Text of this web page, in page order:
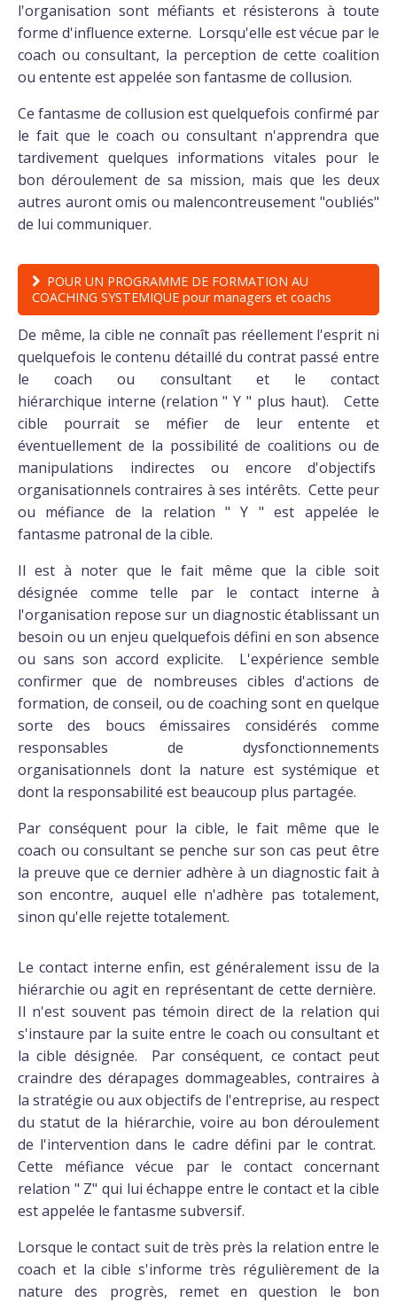
l'organisation sont méfiants et résisterons à toute
forme d'influence externe. Lorsqu'elle est vécue par le
coach ou consultant, la perception de cette coalition
ou entente est appelée son fantasme de collusion.
Ce fantasme de collusion est quelquefois confirmé par
le fait que le coach ou consultant n'apprendra que
tardivement quelques informations vitales pour le
bon déroulement de sa mission, mais que les deux
autres auront omis ou malencontreusement "oubliés"
de lui communiquer.
POUR UN PROGRAMME DE FORMATION AU
COACHING SYSTEMIQUE pour managers et coachs
De même, la cible ne connaît pas réellement l'esprit ni
quelquefois le contenu détaillé du contrat passé entre
le coach ou consultant et le contact
hiérarchique interne (relation " Y " plus haut). Cette
cible pourrait se méfier de leur entente et
éventuellement de la possibilité de coalitions ou de
manipulations indirectes ou encore d'objectifs
organisationnels contraires à ses intérêts. Cette peur
ou méfiance de la relation " Y " est appelée le
fantasme patronal de la cible.
Il est à noter que le fait même que la cible soit
désignée comme telle par le contact interne à
l'organisation repose sur un diagnostic établissant un
besoin ou un enjeu quelquefois défini en son absence
ou sans son accord explicite. L'expérience semble
confirmer que de nombreuses cibles d'actions de
formation, de conseil, ou de coaching sont en quelque
sorte des boucs émissaires considérés comme
responsables de dysfonctionnements
organisationnels dont la nature est systémique et
dont la responsabilité est beaucoup plus partagée.
Par conséquent pour la cible, le fait même que le
coach ou consultant se penche sur son cas peut être
la preuve que ce dernier adhère à un diagnostic fait à
son encontre, auquel elle n'adhère pas totalement,
sinon qu'elle rejette totalement.
Le contact interne enfin, est généralement issu de la
hiérarchie ou agit en représentant de cette dernière.
Il n'est souvent pas témoin direct de la relation qui
s'instaure par la suite entre le coach ou consultant et
la cible désignée. Par conséquent, ce contact peut
craindre des dérapages dommageables, contraires à
la stratégie ou aux objectifs de l'entreprise, au respect
du statut de la hiérarchie, voire au bon déroulement
de l'intervention dans le cadre défini par le contrat.
Cette méfiance vécue par le contact concernant
relation " Z" qui lui échappe entre le contact et la cible
est appelée le fantasme subversif.
Lorsque le contact suit de très près la relation entre le
coach et la cible s'informe très régulièrement de la
nature des progrès, remet en question le bon